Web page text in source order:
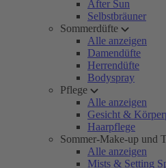
After Sun
Selbstbräuner
Sommerdüfte
Alle anzeigen
Damendüfte
Herrendüfte
Bodyspray
Pflege
Alle anzeigen
Gesicht &
Haarpflege
Sommer-Make-up und
Alle anzeigen
Mists & Setting